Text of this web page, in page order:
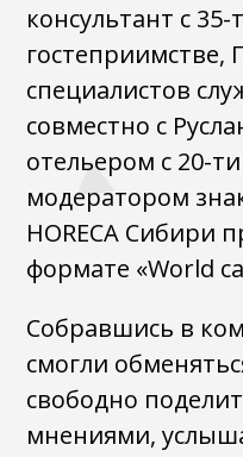
консультант с
гостеприимстве,
специалистов
совместно с
отельером c 20-
модератором
HORECA Сибири
формате «World
Собравшись в
смогли
свободно
мнениями,